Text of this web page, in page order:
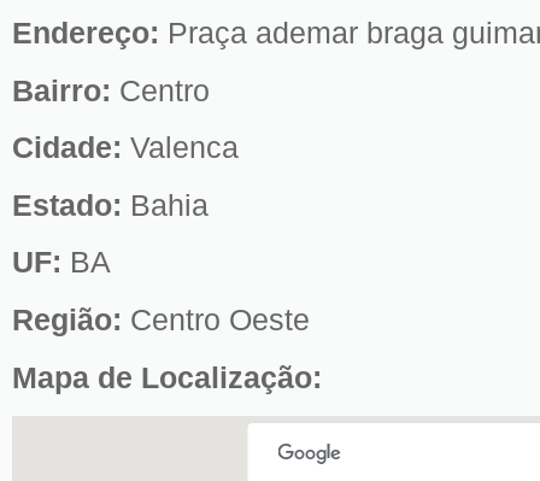
Endereço: Praça ademar braga
Bairro: Centro
Cidade: Valenca
Estado: Bahia
UF: BA
Região: Centro Oeste
Mapa de Localização: